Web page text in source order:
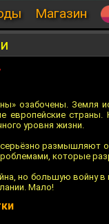
Магазин
озабочены.
европейские страны.
уровня жизни.
размышляют
которые
но большую войну
Мало!